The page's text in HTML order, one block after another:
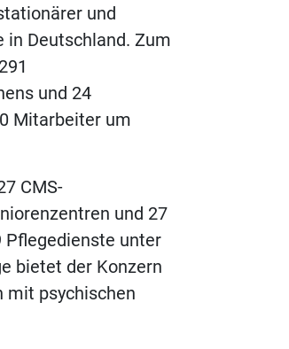
und
in Deutschland. Zum
und 24
Mitarbeiter um
CMS-
und 27
unter
bietet der Konzern
mit psychischen